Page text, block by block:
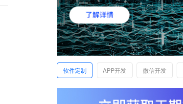
软件定制 APP开发 微信开发